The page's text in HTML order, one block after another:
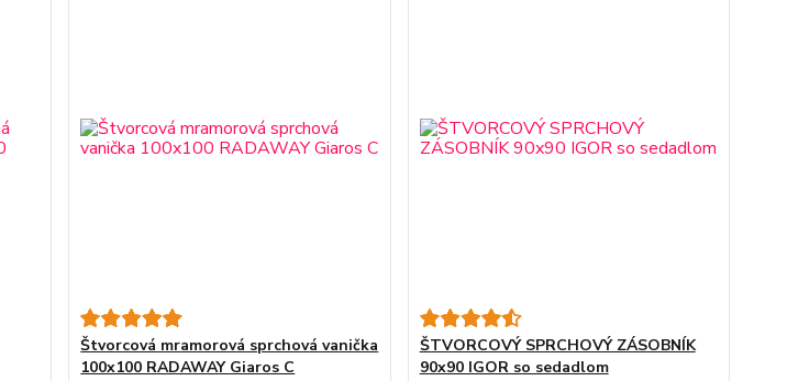
Štvorcová mramorová sprchová vanička
100x100 RADAWAY Giaros C
ŠTVORCOVÝ SPRCHOVÝ ZÁSOBNÍK
90x90 IGOR so sedadlom